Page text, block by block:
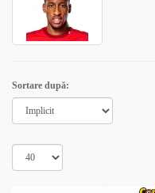
Sortare după: